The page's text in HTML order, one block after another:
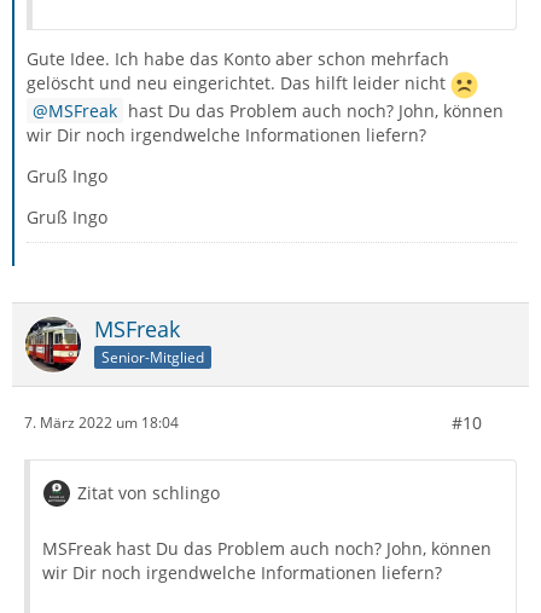
Gute Idee. Ich habe das Konto aber schon mehrfach
gelöscht und neu eingerichtet. Das hilft leider nicht
MSFreak hast Du das Problem auch noch? John, können
wir Dir noch irgendwelche Informationen liefern?
Gruß Ingo
Gruß Ingo
MSFreak
Senior-Mitglied
7. März 2022 um 18:04 #10
Zitat von schlingo
MSFreak hast Du das Problem auch noch? John, können
wir Dir noch irgendwelche Informationen liefern?